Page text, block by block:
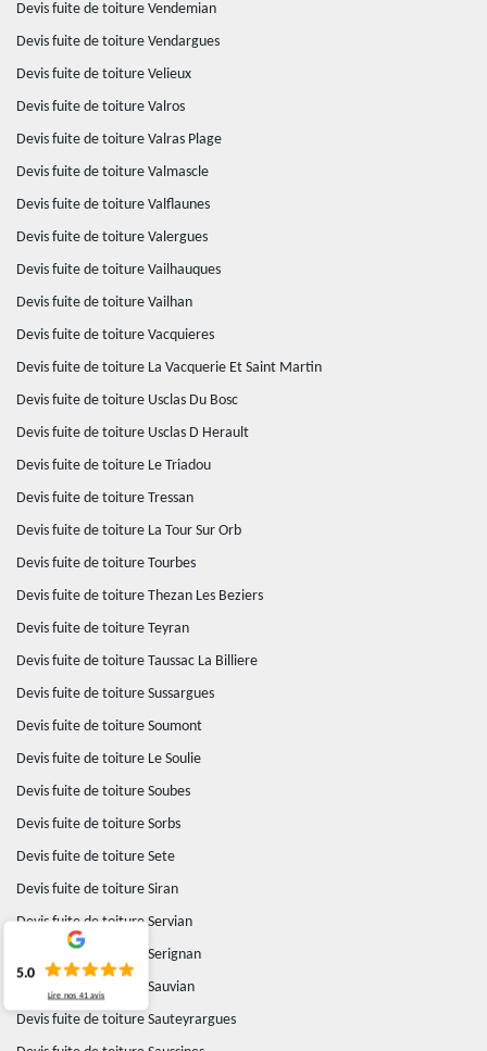
Devis fuite de toiture Vendemian
Devis fuite de toiture Vendargues
Devis fuite de toiture Velieux
Devis fuite de toiture Valros
Devis fuite de toiture Valras Plage
Devis fuite de toiture Valmascle
Devis fuite de toiture Valflaunes
Devis fuite de toiture Valergues
Devis fuite de toiture Vailhauques
Devis fuite de toiture Vailhan
Devis fuite de toiture Vacquieres
Devis fuite de toiture La Vacquerie Et Saint Martin
Devis fuite de toiture Usclas Du Bosc
Devis fuite de toiture Usclas D Herault
Devis fuite de toiture Le Triadou
Devis fuite de toiture Tressan
Devis fuite de toiture La Tour Sur Orb
Devis fuite de toiture Tourbes
Devis fuite de toiture Thezan Les Beziers
Devis fuite de toiture Teyran
Devis fuite de toiture Taussac La Billiere
Devis fuite de toiture Sussargues
Devis fuite de toiture Soumont
Devis fuite de toiture Le Soulie
Devis fuite de toiture Soubes
Devis fuite de toiture Sorbs
Devis fuite de toiture Sete
Devis fuite de toiture Siran
Devis fuite de toiture Servian
Devis fuite de toiture Serignan
Devis fuite de toiture Sauvian
Devis fuite de toiture Sauteyrargues
5.0
Lire nos 41 avis